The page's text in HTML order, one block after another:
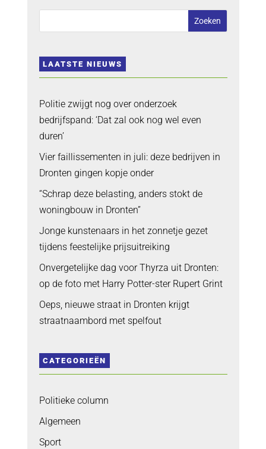
LAATSTE NIEUWS
Politie zwijgt nog over onderzoek
bedrijfspand: ‘Dat zal ook nog wel even
duren’
Vier faillissementen in juli: deze bedrijven in
Dronten gingen kopje onder
“Schrap deze belasting, anders stokt de
woningbouw in Dronten”
Jonge kunstenaars in het zonnetje gezet
tijdens feestelijke prijsuitreiking
Onvergetelijke dag voor Thyrza uit Dronten:
op de foto met Harry Potter-ster Rupert Grint
Oeps, nieuwe straat in Dronten krijgt
straatnaambord met spelfout
CATEGORIEËN
Politieke column
Algemeen
Sport